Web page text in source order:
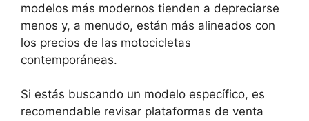
modelos más modernos tienden a depreciarse
menos y, a menudo, están más alineados con
los precios de las motocicletas
contemporáneas.
Si estás buscando un modelo específico, es
recomendable revisar plataformas de venta